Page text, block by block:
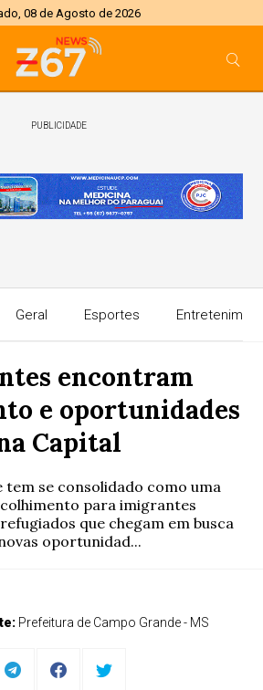
08 de Agosto de 2026
PUBLICIDADE
Geral Esportes
encontram
e oportunidades
Capital
tem se consolidado como uma
para imigrantes
que chegam em busca
oportunidad...
Prefeitura de Campo Grande - MS